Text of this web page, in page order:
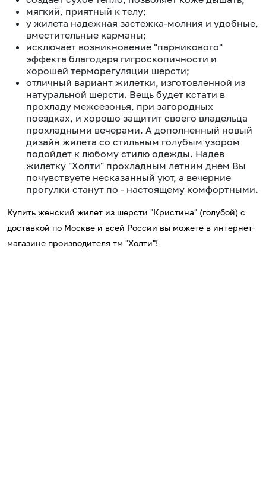
мягкий, приятный к телу;
у жилета надежная застежка-молния и удобные,
вместительные карманы;
исключает возникновение "парникового"
эффекта благодаря гигроскопичности и
хорошей терморегуляции шерсти;
отличный вариант жилетки, изготовленной из
натуральной шерсти. Вещь будет кстати в
прохладу межсезонья, при загородных
поездках, и хорошо защитит своего владельца
прохладными вечерами. А дополненный новый
дизайн жилета со стильным голубым узором
подойдет к любому стилю одежды. Надев
жилетку "Холти" прохладным летним днем Вы
почувствуете несказанный уют, а вечерние
прогулки станут по - настоящему комфортными.
Купить женский жилет из шерсти "Кристина" (голубой) с
доставкой по Москве и всей России вы можете в интернет-
магазине производителя тм "Холти"!